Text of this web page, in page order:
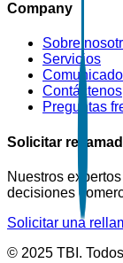
Company
Sobre
Servicios
Contáctenos
Preguntas
Solicitar
Nuestros
decisiones
Solicitar una
© 2025 TBI.